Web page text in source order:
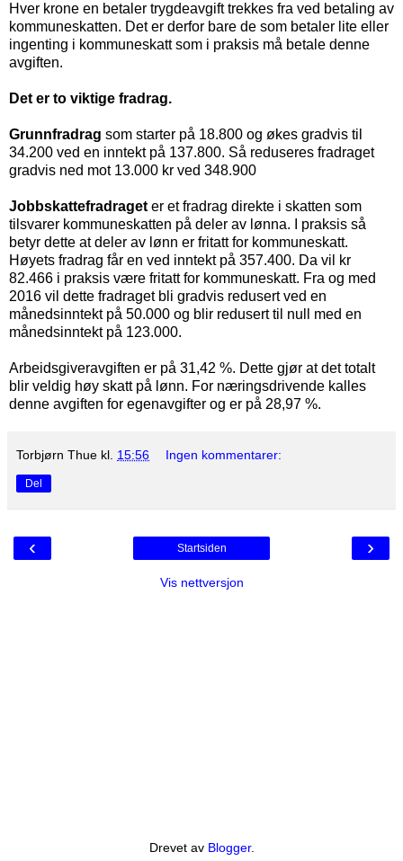
Hver krone en betaler trygdeavgift trekkes fra ved betaling av
kommuneskatten. Det er derfor bare de som betaler lite eller
ingenting i kommuneskatt som i praksis må betale denne
avgiften.
Det er to viktige fradrag.
Grunnfradrag som starter på 18.800 og økes gradvis til
34.200 ved en inntekt på 137.800. Så reduseres fradraget
gradvis ned mot 13.000 kr ved 348.900
Jobbskattefradraget er et fradrag direkte i skatten som
tilsvarer kommuneskatten på deler av lønna. I praksis så
betyr dette at deler av lønn er fritatt for kommuneskatt.
Høyets fradrag får en ved inntekt på 357.400. Da vil kr
82.466 i praksis være fritatt for kommuneskatt. Fra og med
2016 vil dette fradraget bli gradvis redusert ved en
månedsinntekt på 50.000 og blir redusert til null med en
månedsinntekt på 123.000.
Arbeidsgiveravgiften er på 31,42 %. Dette gjør at det totalt
blir veldig høy skatt på lønn. For næringsdrivende kalles
denne avgiften for egenavgifter og er på 28,97 %.
Torbjørn Thue kl. 15:56 Ingen kommentarer:
Del
‹ ›
Startsiden
Vis nettversjon
Drevet av Blogger.